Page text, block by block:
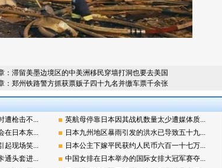
： 滞留美墨边境区的中美洲移民穿墙打洞也要去美国
： 郑州铁路警方抓获票贩子四十九名并缴车票千余张
遭枪击不...
英航母停靠日本因其战机数量太少遭媒体质...
在日本东...
日本九州地区暴雨引发的洪水已导致五十九...
起现场笑...
日本公主下嫁平民获约人民币六百一十七万...
通头套进...
中国女排在日本举办的国际女排大冠军赛夺...